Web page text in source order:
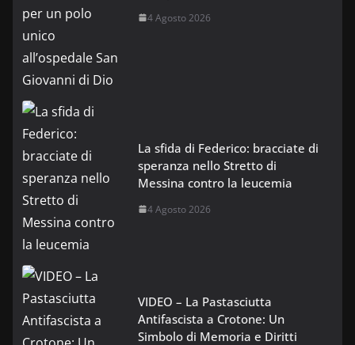
4 Agosto 2026
La sfida di Federico: bracciate di
speranza nello Stretto di
Messina contro la leucemia
4 Agosto 2026
VIDEO – La Pastasciutta
Antifascista a Crotone: Un
Simbolo di Memoria e Diritti